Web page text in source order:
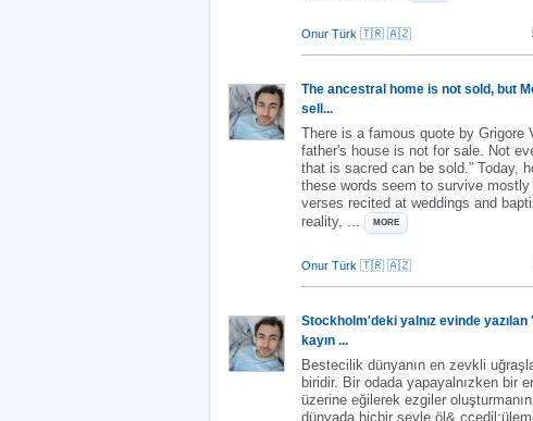
Onur Türk 🇹🇷 🇦🇿
The ancestral home is not sold, but
sell...
There is a famous quote by Grigore
father's house is not for sale. Not
that is sacred can be sold.” Today,
these words seem to survive mostly
verses recited at weddings and
reality, ...
MORE: THE ANCESTRAL HOME IS
Onur Türk 🇹🇷 🇦🇿
Stockholm'deki yalnız evinde yazılan
kayın ...
Bestecilik dünyanın en zevkli
biridir. Bir odada yapayalnızken bir
üzerine eğilerek ezgiler oluşturmanın
dünyada hiçbir şeyle öl&